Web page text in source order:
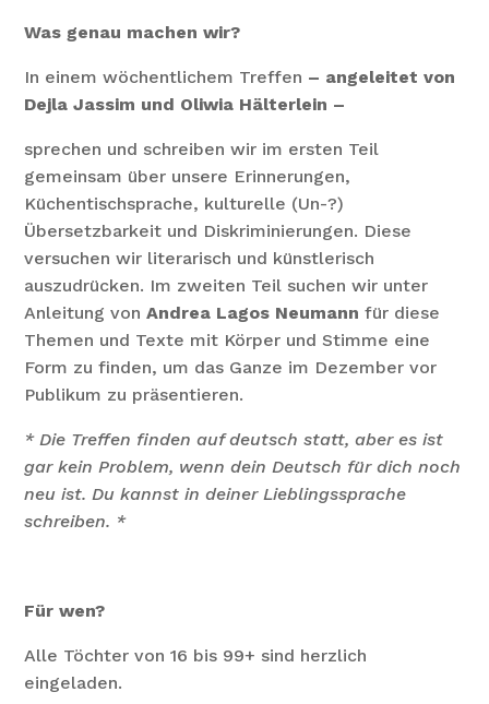
Was genau machen wir?
In einem wöchentlichem Treffen – angeleitet von
Dejla Jassim und Oliwia Hälterlein –
sprechen und schreiben wir im ersten Teil
gemeinsam über unsere Erinnerungen,
Küchentischsprache, kulturelle (Un-?)
Übersetzbarkeit und Diskriminierungen. Diese
versuchen wir literarisch und künstlerisch
auszudrücken. Im zweiten Teil suchen wir unter
Anleitung vonAndrea Lagos Neumann für diese
Themen und Texte mit Körper und Stimme eine
Form zu finden, um das Ganze im Dezember vor
Publikum zu präsentieren.
* Die Treffen finden auf deutsch statt, aber es ist
gar kein Problem, wenn dein Deutsch für dich noch
neu ist. Du kannst in deiner Lieblingssprache
schreiben. *
Für wen?
Alle Töchter von 16 bis 99+ sind herzlich
eingeladen.